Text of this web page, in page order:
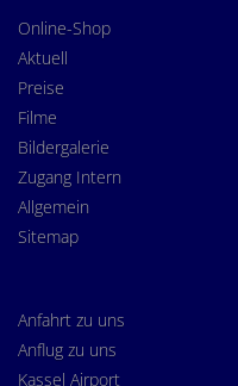
Online-Shop
Aktuell
Preise
Filme
Bildergalerie
Zugang Intern
Allgemein
Sitemap
Anfahrt zu uns
Anflug zu uns
Kassel Airport